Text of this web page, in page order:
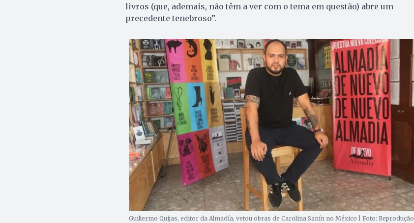
livros (que, ademais, não têm a ver com o tema em questão) abre um
precedente tenebroso”.
Guillermo Quijas, editor da Almadía, vetou obras de Carolina Sanín no México | Foto: Reprodução